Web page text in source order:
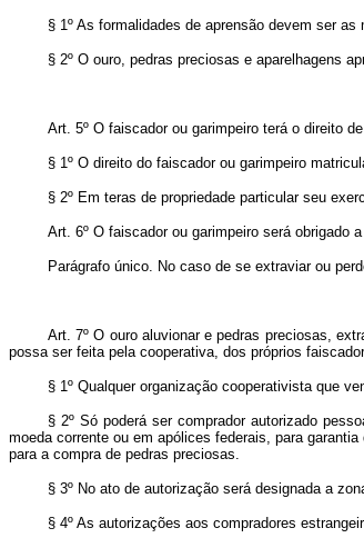
§ 1º As formalidades de aprensão devem ser
§ 2º O ouro, pedras preciosas e aparelhagens
Art. 5º O faiscador ou garimpeiro terá o direito
§ 1º O direito do faiscador ou garimpeiro
§ 2º Em teras de propriedade particular seu
Art. 6º O faiscador ou garimpeiro será obrigado
Parágrafo único. No caso de se extraviar ou
Art. 7º O ouro aluvionar e pedras preciosas,
possa ser feita pela cooperativa, dos próprios
§ 1º Qualquer organização cooperativista que
§ 2º Só poderá ser comprador autorizado
moeda corrente ou em apólices federais, para
para a compra de pedras preciosas.
§ 3º No ato de autorização será designada a
§ 4º As autorizações aos compradores